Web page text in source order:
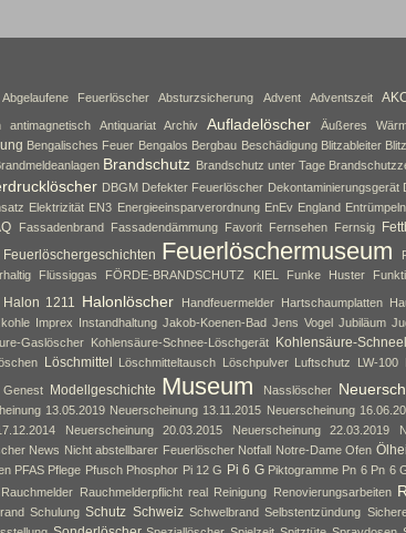
Abgelaufene Feuerlöscher Absturzsicherung Advent Adventszeit
antimagnetisch Antiquariat Archiv Aufladelöscher Äußeres
Bengalisches Feuer Bengalos Bergbau Beschädigung Blitzableiter
Brandschutz Brandschutz unter Tage
DBGM Defekter Feuerlöscher Dekontaminierungsgerät
Elektrizität EN3 Energieeinsparverordnung EnEv England Entrümpeln
Fassadenbrand Fassadendämmung Favorit Fernsehen Fernsig
Feuerlöschergeschichten Feuerlöschermuseum
Flüssiggas FÖRDE-BRANDSCHUTZ KIEL Funke Huster
Halon 1211 Halonlöscher Handfeuermelder Hartschaumplatten
Imprex Instandhaltung Jakob-Koenen-Bad Jens Vogel Jubiläum
Gaslöscher Kohlensäure-Schnee-Löschgerät Kohlensäure-
Löschmittel Löschmitteltausch Löschpulver Luftschutz LW-100
Modellgeschichte Museum Nasslöscher
13.05.2019 Neuerscheinung 13.11.2015 Neuerscheinung
Neuerscheinung 20.03.2015 Neuerscheinung 22.03.2019
News Nicht abstellbarer Feuerlöscher Notfall Notre-Dame Ofen
PFAS Pflege Pfusch Phosphor Pi 12 G Pi 6 G Piktogramme Pn 6 Pn 6
Rauchmelder Rauchmelderpflicht real Reinigung Renovierungsarbeiten
Schulung Schutz Schweiz Schwelbrand Selbstentzündung